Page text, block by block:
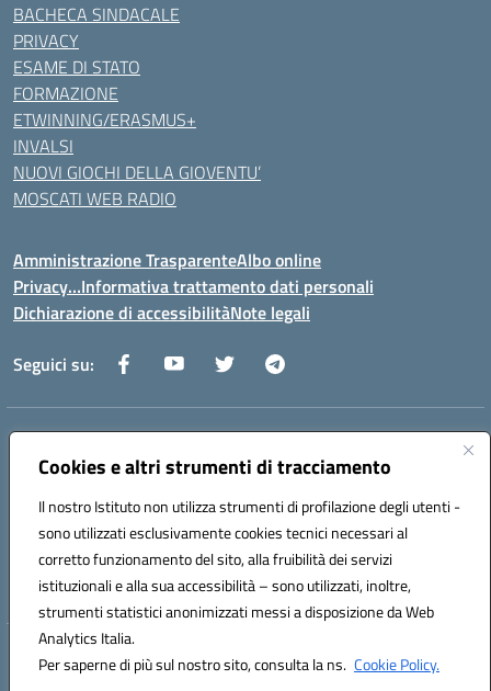
Cookies e altri strumenti di tracciamento
Il nostro Istituto non utilizza strumenti di profilazione degli utenti -
sono utilizzati esclusivamente cookies tecnici necessari al
corretto funzionamento del sito, alla fruibilità dei servizi
istituzionali e alla sua accessibilità – sono utilizzati, inoltre,
strumenti statistici anonimizzati messi a disposizione da Web
Analytics Italia.
Per saperne di più sul nostro sito, consulta la ns. Cookie Policy.
BACHECA SINDACALE
PRIVACY
ESAME DI STATO
FORMAZIONE
ETWINNING/ERASMUS+
INVALSI
NUOVI GIOCHI DELLA GIOVENTU’
MOSCATI WEB RADIO
Amministrazione TrasparenteAlbo online
Privacy…Informativa trattamento dati personali
Dichiarazione di accessibilitàNote legali
Seguici su:
Indirizzo:
Centralino:089 201032 Email:saic88800v@istruzione.it
Codice fiscale: 80028930651
Codice meccanografico:
saic88800v
Codice unico di fatturazione (CUF): UFLEGP
Hosting & Powered by 3D Solution S.r.l.
Concept & Design by Designers Italia